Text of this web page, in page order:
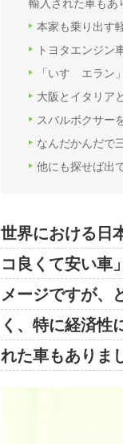
輸入された車もあ
本家も乗り出す
トヨタエンジン
「いすゞエラ
大阪とイタリア
スバルボクサー
なんだかんだで
他にも探せば出
世界における日
コ良くて安い車
メージですが、
く、特に経済性
れた車もありま